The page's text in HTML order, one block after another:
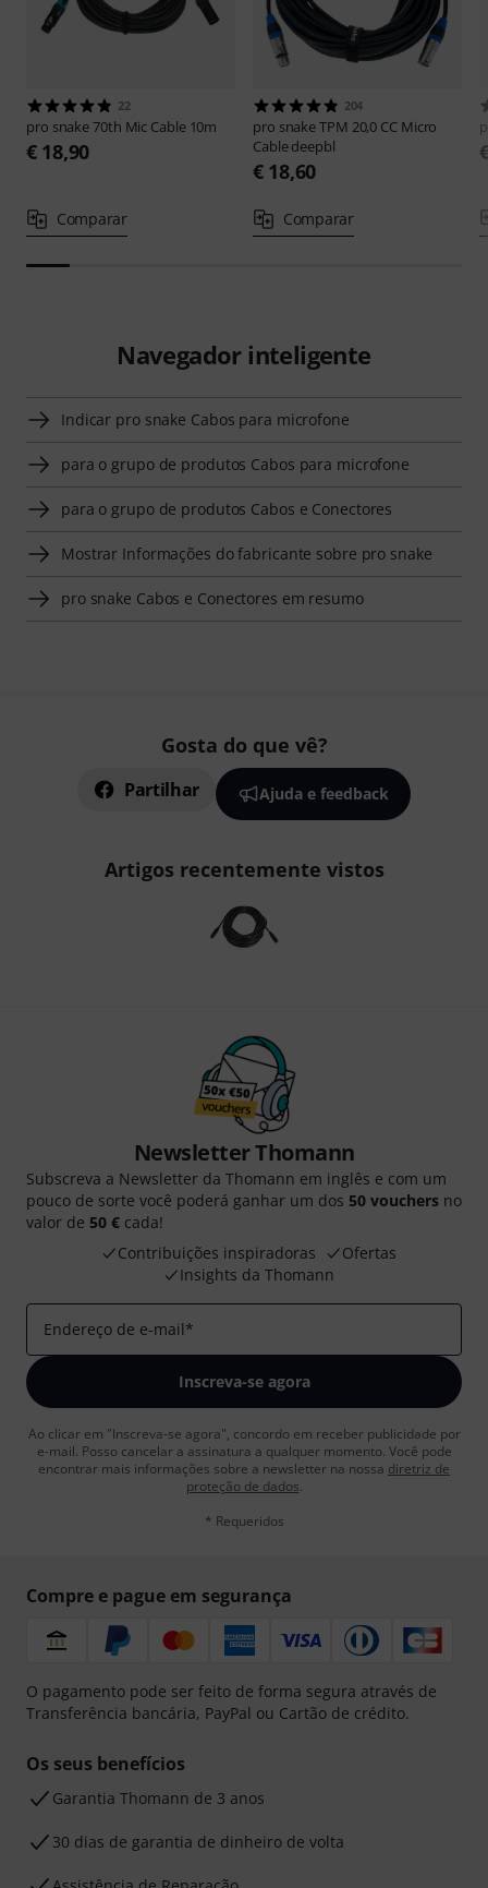
22
pro snake70th Mic Cable 10m
€ 18,90
Comparar
204
pro snakeTPM 20,0 CC Micro
Cable deepbl
€ 18,60
Comparar
Navegador inteligente
Indicar pro snake Cabos para microfone
para o grupo de produtos Cabos para microfone
para o grupo de produtos Cabos e Conectores
Mostrar Informações do fabricante sobre pro snake
pro snake Cabos e Conectores em resumo
Gosta do que vê?
Partilhar Ajuda e feedback
Artigos recentemente vistos
Newsletter Thomann
Subscreva a Newsletter da Thomann em inglês e com um
pouco de sorte você poderá ganhar um dos 50 vouchers no
valor de 50 € cada!
Contribuições inspiradoras
Ofertas
Insights da Thomann
Endereço de e-mail*
Inscreva-se agora
Ao clicar em "Inscreva-se agora", concordo em receber publicidade por
e-mail. Posso cancelar a assinatura a qualquer momento. Você pode
encontrar mais informações sobre a newsletter na nossa diretriz de
proteção de dados.
* Requeridos
Compre e pague em segurança
O pagamento pode ser feito de forma segura através de
Transferência bancária, PayPal ou Cartão de crédito.
Os seus benefícios
Garantia Thomann de 3 anos
30 dias de garantia de dinheiro de volta